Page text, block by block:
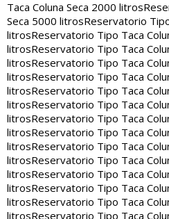
Taca Coluna Seca 2000 litros
Seca 5000 litrosReservatorio
litrosReservatorio Tipo Taca
litrosReservatorio Tipo Taca
litrosReservatorio Tipo Taca
litrosReservatorio Tipo Taca
litrosReservatorio Tipo Taca
litrosReservatorio Tipo Taca
litrosReservatorio Tipo Taca
litrosReservatorio Tipo Taca
litrosReservatorio Tipo Taca
litrosReservatorio Tipo Taca
litrosReservatorio Tipo Taca
litrosReservatorio Tipo Taca
litrosReservatorio Tipo Taca
litrosReservatorio Tipo Taca